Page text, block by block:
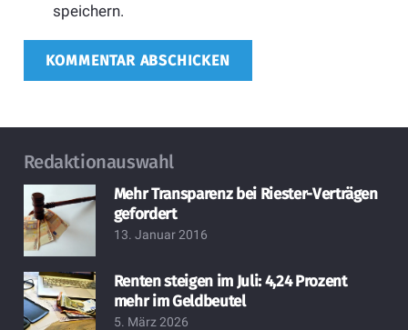
speichern.
KOMMENTAR ABSCHICKEN
Redaktionauswahl
Mehr Transparenz bei Riester-Verträgen
gefordert
13. Januar 2016
Renten steigen im Juli: 4,24 Prozent
mehr im Geldbeutel
5. März 2026